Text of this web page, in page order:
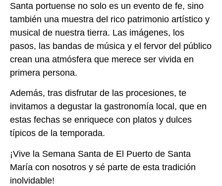
Santa portuense no solo es un evento de fe, sino
también una muestra del rico patrimonio artístico y
musical de nuestra tierra. Las imágenes, los
pasos, las bandas de música y el fervor del público
crean una atmósfera que merece ser vivida en
primera persona.​
Además, tras disfrutar de las procesiones, te
invitamos a degustar la gastronomía local, que en
estas fechas se enriquece con platos y dulces
típicos de la temporada.​
¡Vive la Semana Santa de El Puerto de Santa
María con nosotros y sé parte de esta tradición
inolvidable!